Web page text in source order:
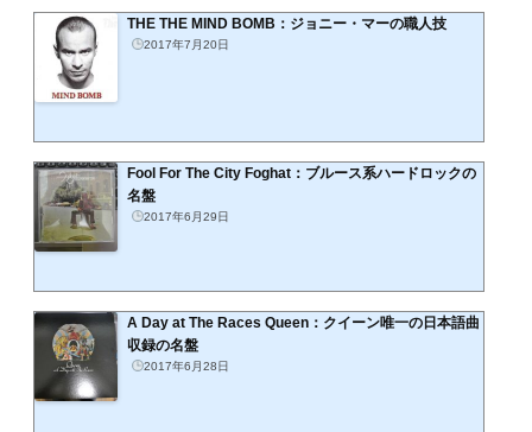
THE THE MIND BOMB：ジョニー・マーの職人技
2017年7月20日
Fool For The City Foghat：ブルース系ハードロックの
名盤
2017年6月29日
A Day at The Races Queen：クイーン唯一の日本語曲
収録の名盤
2017年6月28日